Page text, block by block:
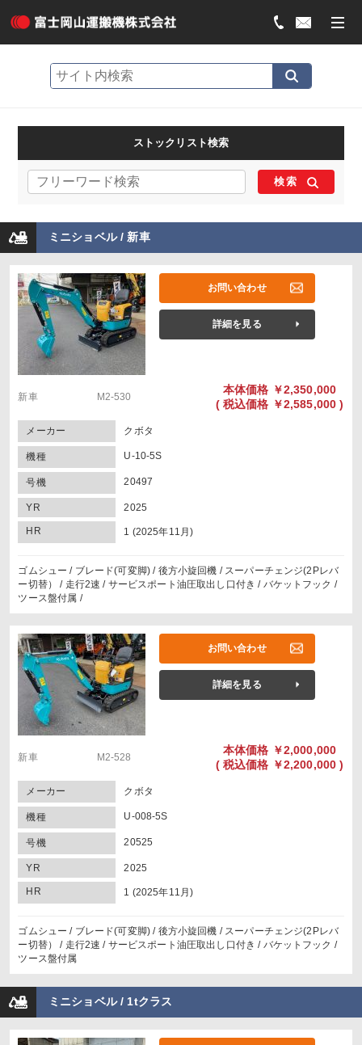
ストックリスト検索
検索
ミニショベル / 新車
お問い合わせ
詳細を見る
新車 M2-530
本体価格 ￥2,350,000
( 税込価格 ￥2,585,000 )
メーカー クボタ
機種 U-10-5S
号機 20497
YR 2025
HR 1 (2025年11月)
ゴムシュー / ブレード(可変脚) / 後方小旋回機 / スーパーチェンジ(2Pレバ
ー切替） / 走行2速 / サービスポート油圧取出し口付き / バケットフック /
ツース盤付属 /
お問い合わせ
詳細を見る
新車 M2-528
本体価格 ￥2,000,000
( 税込価格 ￥2,200,000 )
メーカー クボタ
機種 U-008-5S
号機 20525
YR 2025
HR 1 (2025年11月)
ゴムシュー / ブレード(可変脚) / 後方小旋回機 / スーパーチェンジ(2Pレバ
ー切替） / 走行2速 / サービスポート油圧取出し口付き / バケットフック /
ツース盤付属
ミニショベル / 1tクラス